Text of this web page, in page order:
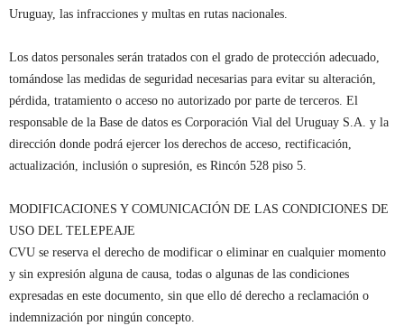
Uruguay, las infracciones y multas en rutas nacionales.
Los datos personales serán tratados con el grado de protección adecuado,
tomándose las medidas de seguridad necesarias para evitar su alteración,
pérdida, tratamiento o acceso no autorizado por parte de terceros. El
responsable de la Base de datos es Corporación Vial del Uruguay S.A. y la
dirección donde podrá ejercer los derechos de acceso, rectificación,
actualización, inclusión o supresión, es Rincón 528 piso 5.
MODIFICACIONES Y COMUNICACIÓN DE LAS CONDICIONES DE
USO DEL TELEPEAJE
CVU se reserva el derecho de modificar o eliminar en cualquier momento
y sin expresión alguna de causa, todas o algunas de las condiciones
expresadas en este documento, sin que ello dé derecho a reclamación o
indemnización por ningún concepto.